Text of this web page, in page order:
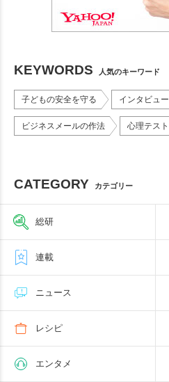
KEYWORDS 人気のキーワード
子どもの安全を守る インタビュー
ビジネスメールの作法 心理テスト
CATEGORY カテゴリー
総研
連載
ニュース
レシピ
エンタメ